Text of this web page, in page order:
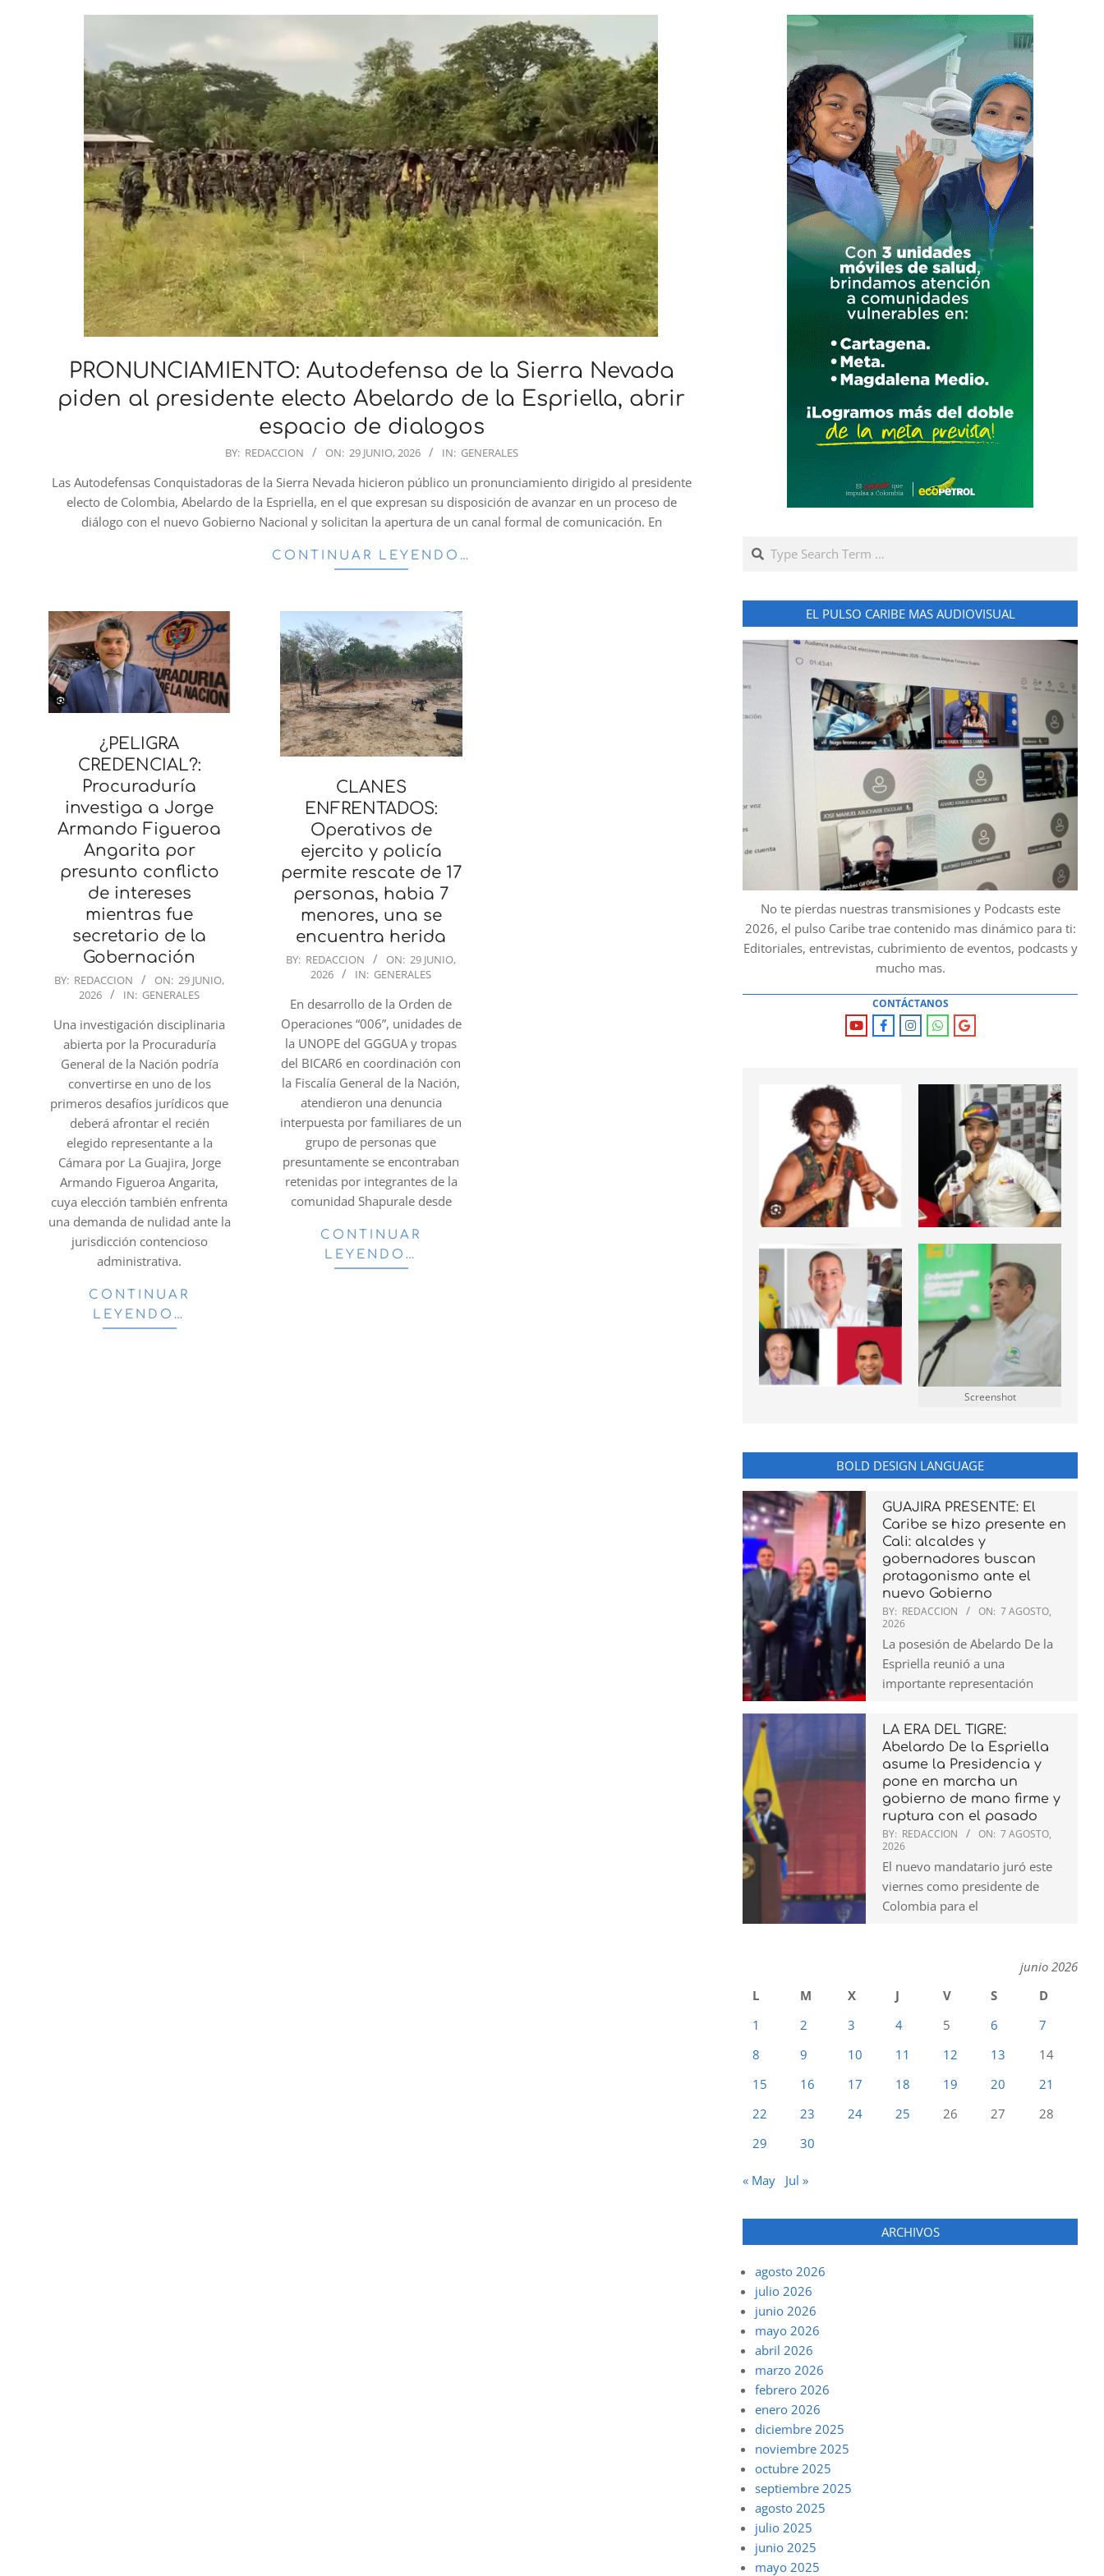
PRONUNCIAMIENTO: Autodefensa de la Sierra Nevada
piden al presidente electo Abelardo de la Espriella, abrir
espacio de dialogos
29
BY: REDACCION ON: 29 JUNIO, 2026 IN: GENERALES
Las Autodefensas Conquistadoras de la Sierra Nevada hicieron público un pronunciamiento dirigido al presidente
electo de Colombia, Abelardo de la Espriella, en el que expresan su disposición de avanzar en un proceso de
diálogo con el nuevo Gobierno Nacional y solicitan la apertura de un canal formal de comunicación. En
CONTINUAR LEYENDO…
¿PELIGRA
CREDENCIAL?:
Procuraduría
investiga a Jorge
Armando Figueroa
Angarita por
presunto conflicto
de intereses
mientras fue
secretario de la
Gobernación
2026-
29
BY: REDACCION ON: 29 JUNIO,
2026
IN: GENERALES
Una investigación disciplinaria
abierta por la Procuraduría
General de la Nación podría
convertirse en uno de los
primeros desafíos jurídicos que
deberá afrontar el recién
elegido representante a la
Cámara por La Guajira, Jorge
Armando Figueroa Angarita,
cuya elección también enfrenta
una demanda de nulidad ante la
jurisdicción contencioso
administrativa.
CONTINUAR
LEYENDO…
CLANES
ENFRENTADOS:
Operativos de
ejercito y policía
permite rescate de 17
personas, habia 7
menores, una se
encuentra herida
2026-
29
BY: REDACCION ON: 29 JUNIO,
2026
IN: GENERALES
En desarrollo de la Orden de
Operaciones “006”, unidades de
la UNOPE del GGGUA y tropas
del BICAR6 en coordinación con
la Fiscalía General de la Nación,
atendieron una denuncia
interpuesta por familiares de un
grupo de personas que
presuntamente se encontraban
retenidas por integrantes de la
comunidad Shapurale desde
CONTINUAR
LEYENDO…
Search
EL PULSO CARIBE MAS AUDIOVISUAL
No te pierdas nuestras transmisiones y Podcasts este
2026, el pulso Caribe trae contenido mas dinámico para ti:
Editoriales, entrevistas, cubrimiento de eventos, podcasts y
mucho mas.
CONTÁCTANOS
Screenshot
BOLD DESIGN LANGUAGE
GUAJIRA PRESENTE: El
Caribe se hizo presente en
Cali: alcaldes y
gobernadores buscan
protagonismo ante el
nuevo Gobierno
BY: REDACCION ON: 7 AGOSTO,
2026
La posesión de Abelardo De la
Espriella reunió a una
importante representación
LA ERA DEL TIGRE:
Abelardo De la Espriella
asume la Presidencia y
pone en marcha un
gobierno de mano firme y
ruptura con el pasado
BY: REDACCION ON: 7 AGOSTO,
2026
El nuevo mandatario juró este
viernes como presidente de
Colombia para el
junio 2026
L
M X J V S
D
1
2 3 4 5 6
7
8
9 10 11 12 13
14
15
16 17 18 19 20
21
22
23 24 25 26 27
28
29
30
« May Jul »
ARCHIVOS
agosto 2026
julio 2026
junio 2026
mayo 2026
abril 2026
marzo 2026
febrero 2026
enero 2026
diciembre 2025
noviembre 2025
octubre 2025
septiembre 2025
agosto 2025
julio 2025
junio 2025
mayo 2025